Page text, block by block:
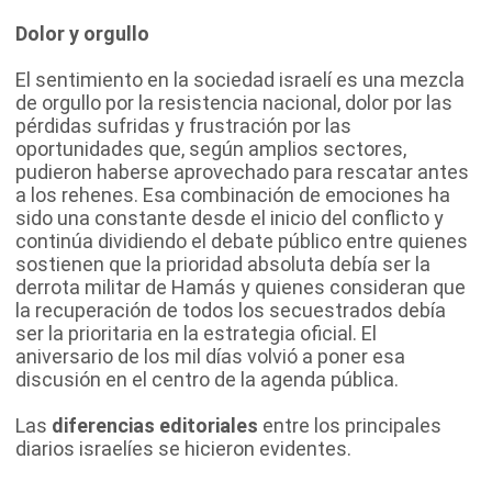
Dolor y orgullo
El sentimiento en la sociedad israelí es una mezcla
de orgullo por la resistencia nacional, dolor por las
pérdidas sufridas y frustración por las
oportunidades que, según amplios sectores,
pudieron haberse aprovechado para rescatar antes
a los rehenes. Esa combinación de emociones ha
sido una constante desde el inicio del conflicto y
continúa dividiendo el debate público entre quienes
sostienen que la prioridad absoluta debía ser la
derrota militar de Hamás y quienes consideran que
la recuperación de todos los secuestrados debía
ser la prioritaria en la estrategia oficial. El
aniversario de los mil días volvió a poner esa
discusión en el centro de la agenda pública.
Las diferencias editoriales entre los principales
diarios israelíes se hicieron evidentes.